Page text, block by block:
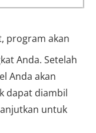
program akan
Anda. Setelah
Anda akan
dapat diambil
untuk